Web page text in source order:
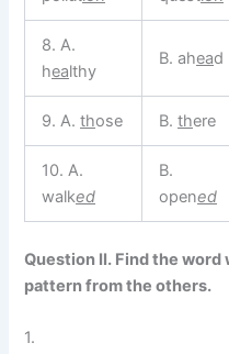
8. A.
healthy
B. ahead
9. A.those B.there
10. A.
walked
B.
opened
Question II. Find the
pattern from the others.
1.